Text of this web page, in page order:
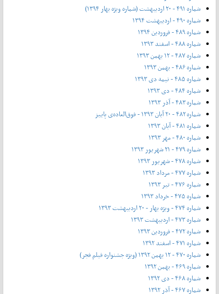
شماره ۴۹۱ - ۲۰ اردیبهشت (شماره ویژه بهار ۱۳۹۴)
شماره ۴۹۰ - اردیبهشت ۱۳۹۴
شماره ۴۸۹ - فروردین ۱۳۹۴
شماره ۴۸۸ - اسفند ۱۳۹۳
شماره ۴۸۷ - ۱۲ بهمن ۱۳۹۳
شماره ۴۸۶ - بهمن ۱۳۹۳
شماره ۴۸۵ - نیمه دی ۱۳۹۳
شماره ۴۸۴ - دی ۱۳۹۳
شماره ۴۸۳ - آذر ۱۳۹۳
شماره ۴۸۲ - ۲۰ آبان ۱۳۹۳ - فوق‌العاده‌ی پاییز
شماره ۴۸۱ - آبان ۱۳۹۳
شماره ۴۸۰ - مهر ۱۳۹۳
شماره ۴۷۹ - ۲۱ شهریور ۱۳۹۳
شماره ۴۷۸ - شهریور ۱۳۹۳
شماره ۴۷۷ - مرداد ۱۳۹۳
شماره ۴۷۶ - تیر ۱۳۹۳
شماره ۴۷۵ - خرداد ۱۳۹۳
شماره ۴۷۴ - ویژه بهار - ۲۰ اردیبهشت ۱۳۹۳
شماره ۴۷۳ - اردیبهشت ۱۳۹۳
شماره ۴۷۲ - فروردین ۱۳۹۳
شماره ۴۷۱ - اسفند ۱۳۹۲
شماره ۴۷۰ - ۱۲ بهمن ۱۳۹۲ (ویژه جشنواره فیلم فجر)
شماره ۴۶۹ - بهمن ۱۳۹۲
شماره ۴۶۸ - دی ۱۳۹۲
شماره ۴۶۷ - آذر ۱۳۹۲